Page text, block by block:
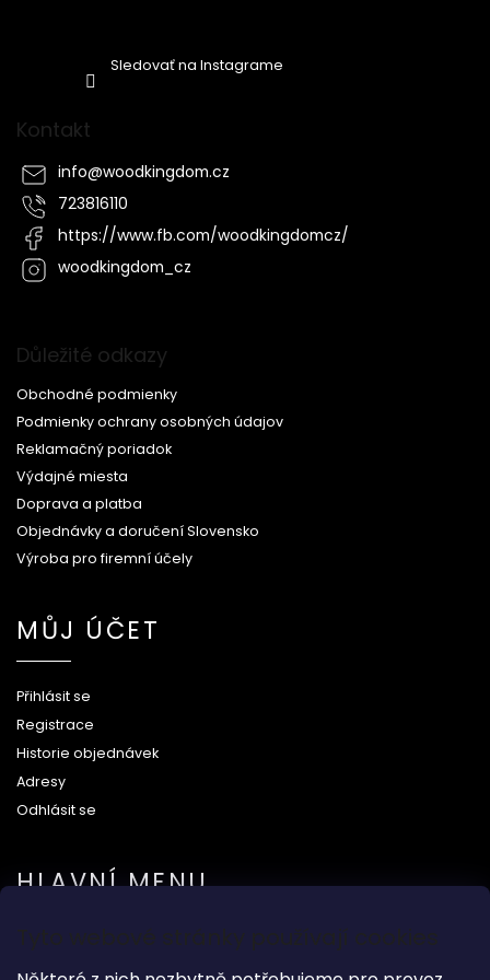
Tyto webové stránky používají cookies
Sledovať na Instagrame
Kontakt
info@woodkingdom.cz
723816110
https://www.fb.com/woodkingdomcz/
woodkingdom_cz
Důležité odkazy
Obchodné podmienky
Podmienky ochrany osobných údajov
Reklamačný poriadok
Výdajné miesta
Doprava a platba
Objednávky a doručení Slovensko
Výroba pro firemní účely
MŮJ ÚČET
Přihlásit se
Registrace
Historie objednávek
Adresy
Odhlásit se
HLAVNÍ MENU
Na svatbu